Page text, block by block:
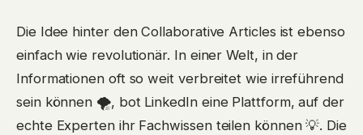
Die Idee hinter den Collaborative Articles ist ebenso
einfach wie revolutionär. In einer Welt, in der
Informationen oft so weit verbreitet wie irreführend
sein können 🌪, bot LinkedIn eine Plattform, auf der
echte Experten ihr Fachwissen teilen können 💡. Die